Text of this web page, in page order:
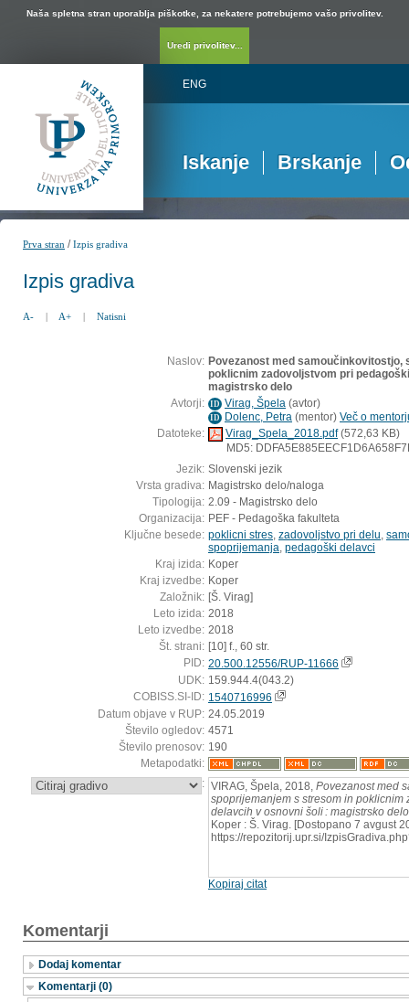
Naša spletna stran uporablja piškotke, za nekatere potrebujemo vašo privolitev.
Uredi privolitev...
ENG
Iskanje Brskanje
Prva stran /Izpis gradiva
Izpis gradiva
A- | A+ | Natisni
Naslov: Povezanost med samoučinkovitostjo,
poklicnim zadovoljstvom pri
magistrsko delo
Avtorji: ID Virag, Špela (avtor)
ID Dolenc, Petra (mentor) Več o
Datoteke:
Virag_Spela_2018.pdf(572,63 KB)
MD5:
Jezik: Slovenski jezik
Vrsta gradiva: Magistrsko delo/naloga
Tipologija: 2.09 - Magistrsko delo
Organizacija: PEF - Pedagoška fakulteta
Ključne besede: poklicni stres zadovoljstvo pri delu
spoprijemanja pedagoški delavci
Kraj izida: Koper
Kraj izvedbe: Koper
Založnik: [Š. Virag]
Leto izida: 2018
Leto izvedbe: 2018
Št. strani: [10] f., 60 str.
PID: 20.500.12556/RUP-11666
UDK: 159.944.4(043.2)
COBISS.SI-ID: 1540716996
Datum objave v RUP: 24.05.2019
Število ogledov: 4571
Število prenosov: 190
Metapodatki:
: VIRAG, Špela, 2018, Povezanost med
spoprijemanjem s stresom in
delavcih v osnovni šoli : magistrsko delo
Koper : Š. Virag. [Dostopano 7 avgust
https://repozitorij.upr.si/
Kopiraj citat
Komentarji
Dodaj komentar
Komentarji (0)